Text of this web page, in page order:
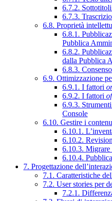
6.7.2.
6.7.3.
6.8. Proprietà
6.8.1.
Pubblica
6.8.2.
dalla Pubblica
6.8.3.
6.9. Ottimizzazione
6.9.1. I fattori
6.9.2. I fattori
6.9.3.
Console
6.10. Gestire i
6.10.1.
6.10.2.
6.10.3. Migrare
6.10.4.
7. Progettazione
7.1. Caratteristiche
7.2. User stories per
7.2.1.